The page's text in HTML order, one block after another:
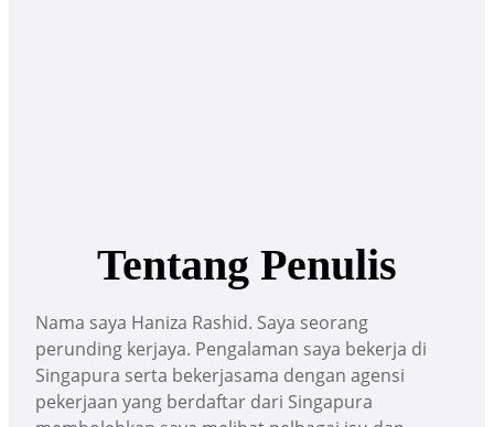
Tentang Penulis
Nama saya Haniza Rashid. Saya seorang
perunding kerjaya. Pengalaman saya bekerja di
Singapura serta bekerjasama dengan agensi
pekerjaan yang berdaftar dari Singapura